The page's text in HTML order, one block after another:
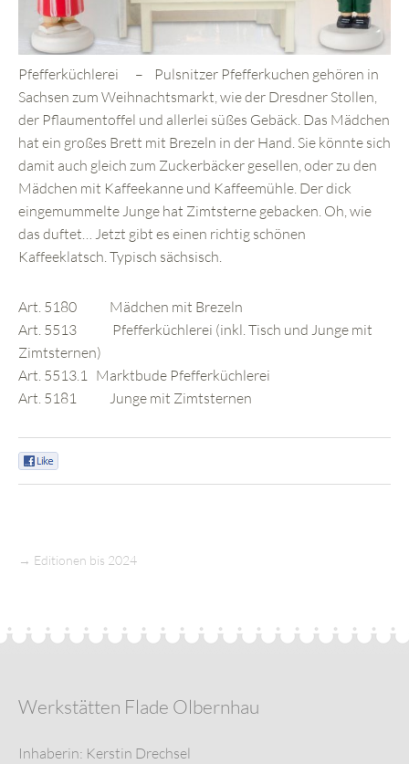
Pfefferküchlerei – Pulsnitzer Pfefferkuchen gehören in
Sachsen zum Weihnachtsmarkt, wie der Dresdner Stollen,
der Pflaumentoffel und allerlei süßes Gebäck. Das Mädchen
hat ein großes Brett mit Brezeln in der Hand. Sie könnte sich
damit auch gleich zum Zuckerbäcker gesellen, oder zu den
Mädchen mit Kaffeekanne und Kaffeemühle. Der dick
eingemummelte Junge hat Zimtsterne gebacken. Oh, wie
das duftet… Jetzt gibt es einen richtig schönen
Kaffeeklatsch. Typisch sächsisch.
Art. 5180 Mädchen mit Brezeln
Art. 5513 Pfefferküchlerei (inkl. Tisch und Junge mit
Zimtsternen)
Art. 5513.1 Marktbude Pfefferküchlerei
Art. 5181 Junge mit Zimtsternen
→ Editionen bis 2024
Werkstätten Flade Olbernhau
Inhaberin: Kerstin Drechsel